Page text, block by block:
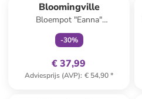
Bloomingville
Bloempot "Eanna"
wit/meerkleurig - (H)14 x Ø
19,5 cm
-30%
€ 37,99
Adviesprijs (AVP): € 54,90*